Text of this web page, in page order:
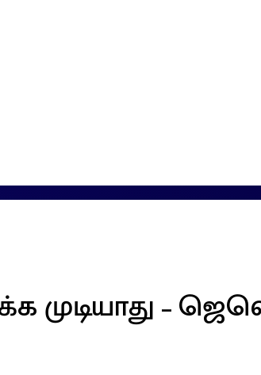
முடியாது –